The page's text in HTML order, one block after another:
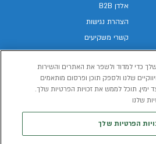
אלדן B2B
הצהרת נגישות
קשרי משקיעים
מפת האתר
מדיניות פרטיות
תנאי שימוש
כדי למדוד ולשפר את האתרים והשירות
שלנו ולספק תוכן ופרסום מותאמים
ימין, תוכל לממש את זכויות הפרטיות שלך.
שלנו
הפרטיות שלך